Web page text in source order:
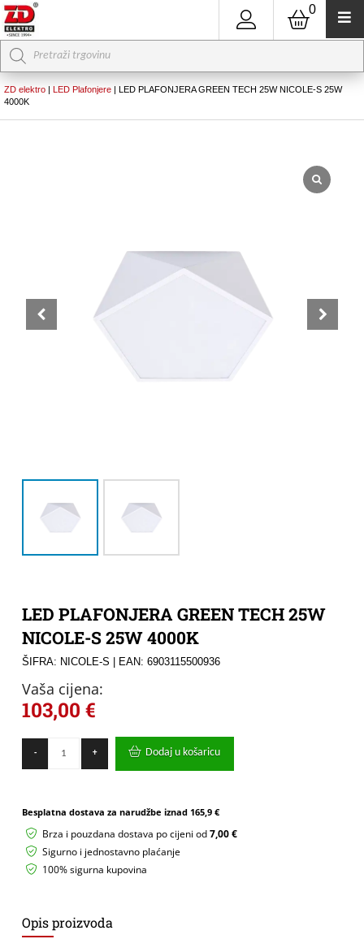
0
Products
search
ZD elektro | LED Plafonjere | LED PLAFONJERA GREEN TECH 25W NICOLE-S 25W
4000K
LED PLAFONJERA GREEN TECH 25W
NICOLE-S 25W 4000K
ŠIFRA: NICOLE-S | EAN: 6903115500936
Vaša cijena:
103,00 €
-
PLAFONJERA
GREEN
NICOLE-
4000K
količina
+ Dodaj u košaricu
Besplatna dostava za narudžbe iznad 165,9 €
Brza i pouzdana dostava po cijeni od7,00 €
Sigurno i jednostavno plaćanje
100% sigurna kupovina
Opis proizvoda